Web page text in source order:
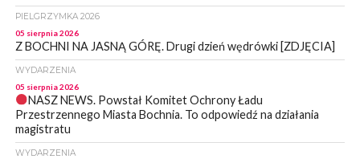
PIELGRZYMKA 2026
05 sierpnia 2026
Z BOCHNI NA JASNĄ GÓRĘ. Drugi dzień wędrówki [ZDJĘCIA]
WYDARZENIA
05 sierpnia 2026
NASZ NEWS. Powstał Komitet Ochrony Ładu
Przestrzennego Miasta Bochnia. To odpowiedź na działania
magistratu
WYDARZENIA